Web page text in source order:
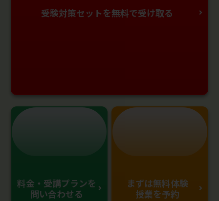
受験対策セットを無料で受け取る
料金・受講プランを
問い合わせる
まずは無料体験
授業を予約